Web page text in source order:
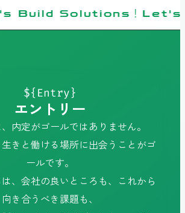
Solutions！Let's
${Entry}
エントリー
内定がゴールではありません。
きと働ける場所に出会うことがゴ
ールです。
、会社の良いところも、これから
向き合うべき課題も、